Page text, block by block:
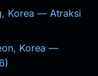
Korea — Atraksi
Korea —